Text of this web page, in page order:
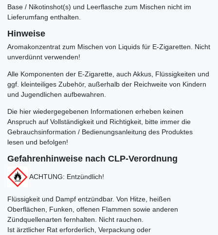
Base / Nikotinshot(s) und Leerflasche zum Mischen nicht im
Lieferumfang enthalten.
Hinweise
Aromakonzentrat zum Mischen von Liquids für E-Zigaretten. Nicht
unverdünnt verwenden!
Alle Komponenten der E-Zigarette, auch Akkus, Flüssigkeiten und
ggf. kleinteiliges Zubehör, außerhalb der Reichweite von Kindern
und Jugendlichen aufbewahren.
Die hier wiedergegebenen Informationen erheben keinen
Anspruch auf Vollständigkeit und Richtigkeit, bitte immer die
Gebrauchsinformation / Bedienungsanleitung des Produktes
lesen und befolgen!
Gefahrenhinweise nach CLP-Verordnung
ACHTUNG: Entzündlich!
Flüssigkeit und Dampf entzündbar. Von Hitze, heißen
Oberflächen, Funken, offenen Flammen sowie anderen
Zündquellenarten fernhalten. Nicht rauchen.
Ist ärztlicher Rat erforderlich, Verpackung oder